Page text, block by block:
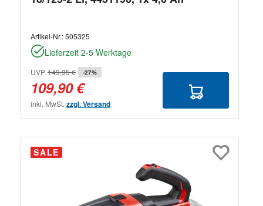
Artikel-Nr.:505325
Lieferzeit 2-5 Werktage
UVP 149,95 € -27%
109,90 €
inkl. MwSt. zzgl. Versand
SALE